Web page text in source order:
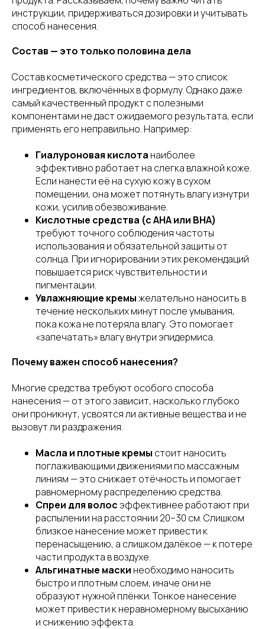
инструкции, придерживаться дозировки и учитывать
способ нанесения.
Состав — это только половина дела
Состав косметического средства — это список
ингредиентов, включённых в формулу. Однако даже
самый качественный продукт с полезными
компонентами не даст ожидаемого результата, если
применять его неправильно. Например:
Гиалуроновая кислота наиболее
эффективно работает на слегка влажной коже.
Если нанести её на сухую кожу в сухом
помещении, она может потянуть влагу изнутри
кожи, усилив обезвоживание.
Кислотные средства (с AHA или BHA)
требуют точного соблюдения частоты
использования и обязательной защиты от
солнца. При игнорировании этих рекомендаций
повышается риск чувствительности и
пигментации.
Увлажняющие кремыжелательно наносить в
течение нескольких минут после умывания,
пока кожа не потеряла влагу. Это помогает
«запечатать» влагу внутри эпидермиса.
Почему важен способ нанесения?
Многие средства требуют особого способа
нанесения — от этого зависит, насколько глубоко
они проникнут, усвоятся ли активные вещества и не
вызовут ли раздражения.
Масла и плотные кремы стоит наносить
поглаживающими движениями по массажным
линиям — это снижает отёчность и помогает
равномерному распределению средства.
Спреи для волосэффективнее работают при
распылении на расстоянии 20–30 см. Слишком
близкое нанесение может привести к
перенасыщению, а слишком далёкое — к потере
части продукта в воздухе.
Альгинатные маски необходимо наносить
быстро и плотным слоем, иначе они не
образуют нужной плёнки. Тонкое нанесение
может привести к неравномерному высыханию
и снижению эффекта.